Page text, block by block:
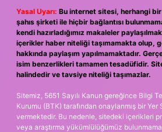
Yasal Uyarı: Bu internet sitesi, herhangi
şahıs şirketi ile hiçbir bağlantısı
kendi hazırladığımız makaleler
içerikler haber niteliği taşımamakta olup,
hakkında paylaşım yapılmamaktadır.
isim benzerlikleri tamamen tesadüfidir.
halindedir ve tavsiye niteliği taşımazlar.
Sitemiz, 5651 Sayılı Kanun gereğince Bilgi
Kurumu (BTK) tarafından onaylanmış bir Yer
vermektedir. Bu nedenle, sitedeki içerikleri
veya araştırma yükümlülüğümüz